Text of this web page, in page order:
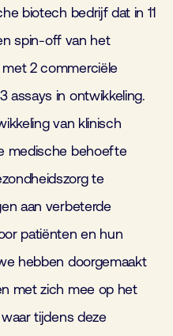
biotech bedrijf dat in 11
spin-off van het
2 commerciële
assays in ontwikkeling.
van klinisch
medische behoefte
te
aan verbeterde
patiënten en hun
hebben doorgemaakt
met zich mee op het
tijdens deze